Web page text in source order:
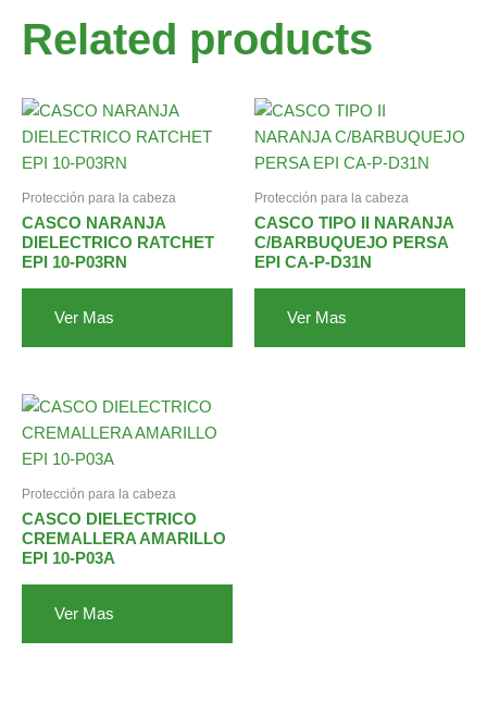
Related products
Protección para la cabeza
CASCO NARANJA
DIELECTRICO RATCHET
EPI 10-P03RN
Ver Mas
Protección para la cabeza
CASCO TIPO II NARANJA
C/BARBUQUEJO PERSA
EPI CA-P-D31N
Ver Mas
Protección para la cabeza
CASCO DIELECTRICO
CREMALLERA AMARILLO
EPI 10-P03A
Ver Mas